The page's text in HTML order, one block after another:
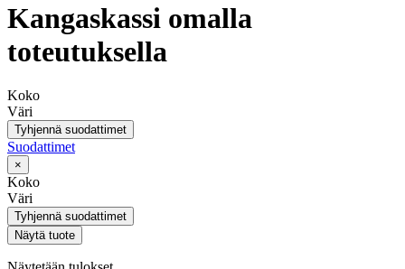
Kangaskassi omalla
toteutuksella
Koko
Väri
Tyhjennä suodattimet
Suodattimet
×
Koko
Väri
Tyhjennä suodattimet
Näytä tuote